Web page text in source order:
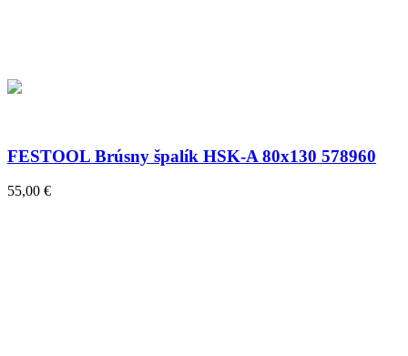
FESTOOL Brúsny špalík HSK-A 80x130 578960
55,00 €